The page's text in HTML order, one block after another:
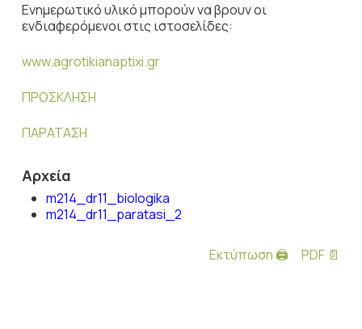
Ενημερωτικό υλικό μπορούν να βρουν οι
ενδιαφερόμενοι στις ιστοσελίδες:
www.agrotikianaptixi.gr
ΠΡΟΣΚΛΗΣΗ
ΠΑΡΑΤΑΣΗ
Αρχεία
m214_dr11_biologika
m214_dr11_paratasi_2
Εκτύπωση 🖨 PDF 📄